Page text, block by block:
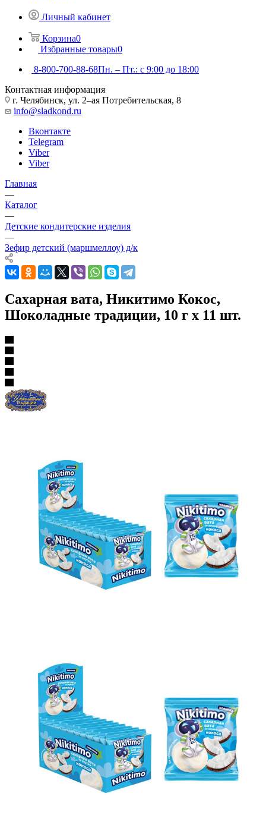
Личный кабинет
Корзина0
Избранные товары0
8-800-700-88-68Пн. – Пт.: с 9:00 до 18:00
Контактная информация
г. Челябинск, ул. 2–ая Потребительская, 8
info@sladkond.ru
Вконтакте
Telegram
Viber
Viber
Главная
—
Каталог
—
Детские кондитерские изделия
—
Зефир детский (маршмеллоу) д/к
Сахарная вата, Никитимо Кокос,
Шоколадные традиции, 10 г х 11 шт.